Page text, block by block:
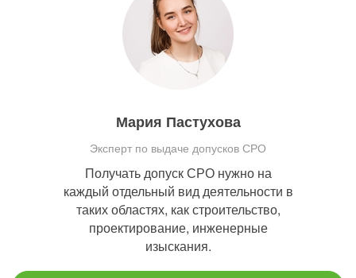
Мария Пастухова
Эксперт по выдаче допусков СРО
Получать допуск СРО нужно на
каждый отдельный вид деятельности в
таких областях, как строительство,
проектирование, инженерные
изыскания.